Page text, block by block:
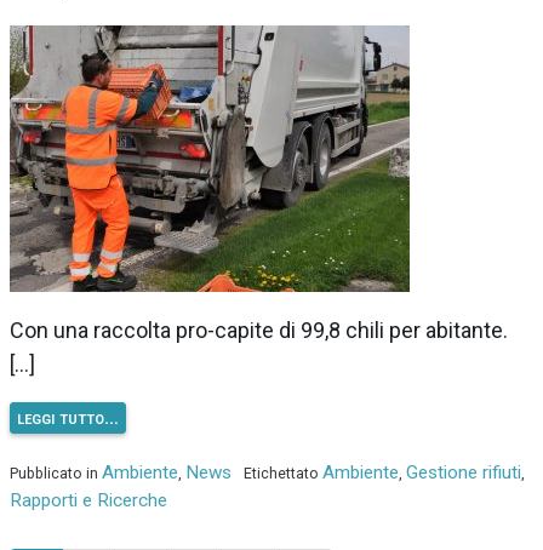
Con una raccolta pro-capite di 99,8 chili per abitante.
[…]
leggi tutto…
Pubblicato in Ambiente, News Etichettato Ambiente, Gestione rifiuti,
Rapporti e Ricerche